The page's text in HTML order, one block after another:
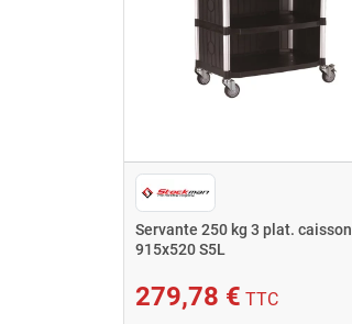
Servante 250 kg 3 plat. caisson
915x520 S5L
279,78 € TTC